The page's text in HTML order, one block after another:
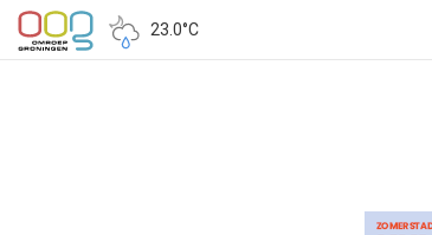
23.0°C